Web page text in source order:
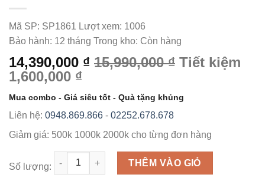
Mã SP: SP1861 Lượt xem: 1006
Bảo hành: 12 tháng Trong kho: Còn hàng
14,390,000 ₫ 15,990,000 ₫ Tiết kiệm
1,600,000 ₫
Mua combo - Giá siêu tốt - Quà tặng khủng
Liên hệ: 0948.869.866 - 02252.678.678
Giảm giá: 500k 1000k 2000k cho từng đơn hàng
Số lượng:
Số lượng THÊM VÀO GIỎ